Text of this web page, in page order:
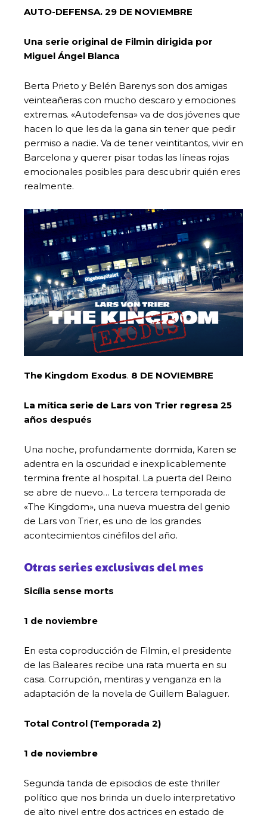
AUTO-DEFENSA. 29 DE NOVIEMBRE
Una serie original de Filmin dirigida por
Miguel Ángel Blanca
Berta Prieto y Belén Barenys son dos amigas
veinteañeras con mucho descaro y emociones
extremas. «Autodefensa» va de dos jóvenes que
hacen lo que les da la gana sin tener que pedir
permiso a nadie. Va de tener veintitantos, vivir en
Barcelona y querer pisar todas las líneas rojas
emocionales posibles para descubrir quién eres
realmente.
The Kingdom Exodus. 8 DE NOVIEMBRE
La mítica serie de Lars von Trier regresa 25
años después
Una noche, profundamente dormida, Karen se
adentra en la oscuridad e inexplicablemente
termina frente al hospital. La puerta del Reino
se abre de nuevo… La tercera temporada de
«The Kingdom», una nueva muestra del genio
de Lars von Trier, es uno de los grandes
acontecimientos cinéfilos del año.
Otras series exclusivas del mes
Sicília sense morts
1 de noviembre
En esta coproducción de Filmin, el presidente
de las Baleares recibe una rata muerta en su
casa. Corrupción, mentiras y venganza en la
adaptación de la novela de Guillem Balaguer.
Total Control (Temporada 2)
1 de noviembre
Segunda tanda de episodios de este thriller
político que nos brinda un duelo interpretativo
de alto nivel entre dos actrices en estado de